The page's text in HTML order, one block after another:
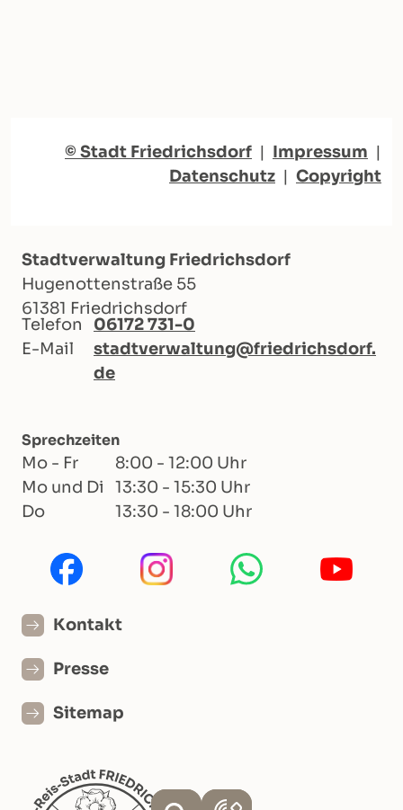
© Stadt Friedrichsdorf | Impressum |
Datenschutz | Copyright
Stadtverwaltung Friedrichsdorf
Hugenottenstraße 55
61381 Friedrichsdorf
Telefon
06172 731-0
E-Mail
stadtverwaltung@friedrichsdorf.
de
Sprechzeiten
Mo - Fr
8:00 - 12:00 Uhr
Mo und Di
13:30 - 15:30 Uhr
Do
13:30 - 18:00 Uhr
Kontakt
Presse
Sitemap